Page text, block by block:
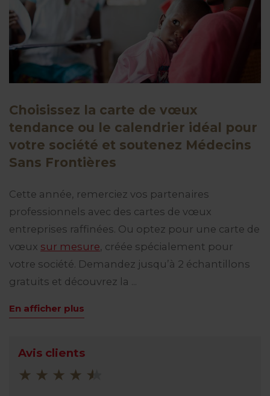
Choisissez la carte de vœux
tendance ou le calendrier idéal pour
votre société et soutenez Médecins
Sans Frontières
Cette année, remerciez vos partenaires
professionnels avec des cartes de vœux
entreprises raffinées. Ou optez pour une carte de
vœux sur mesure , créée spécialement pour
votre société. Demandez jusqu’à 2 échantillons
gratuits et découvrez la ...
En afficher plus
Avis clients